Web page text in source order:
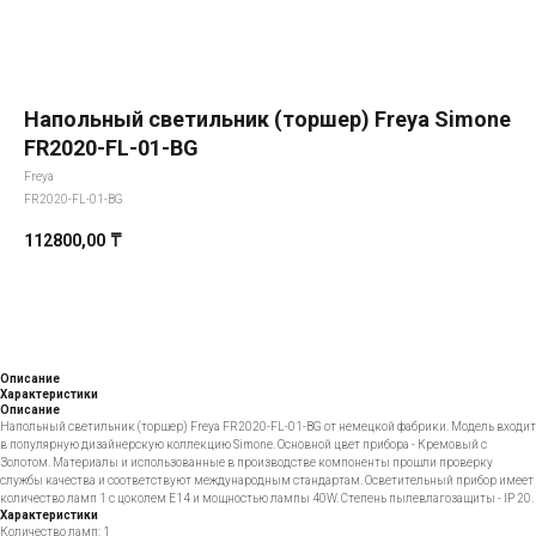
Напольный светильник (торшер) Freya Simone
FR2020-FL-01-BG
Freya
FR2020-FL-01-BG
112800,00 ₸
Описание
Характеристики
Описание
Напольный светильник (торшер) Freya FR2020-FL-01-BG от немецкой фабрики. Модель входит
в популярную дизайнерскую коллекцию Simone. Основной цвет прибора - Кремовый с
Золотом. Материалы и использованные в производстве компоненты прошли проверку
службы качества и соответствуют международным стандартам. Осветительный прибор имеет
количество ламп 1 с цоколем E14 и мощностью лампы 40W. Степень пылевлагозащиты - IP 20.
Характеристики
Количество ламп: 1